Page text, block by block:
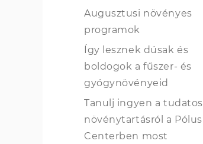
Augusztusi növényes
programok
Így lesznek dúsak és
boldogok a fűszer- és
gyógynövényeid
Tanulj ingyen a tudatos
növénytartásról a Pólus
Centerben most